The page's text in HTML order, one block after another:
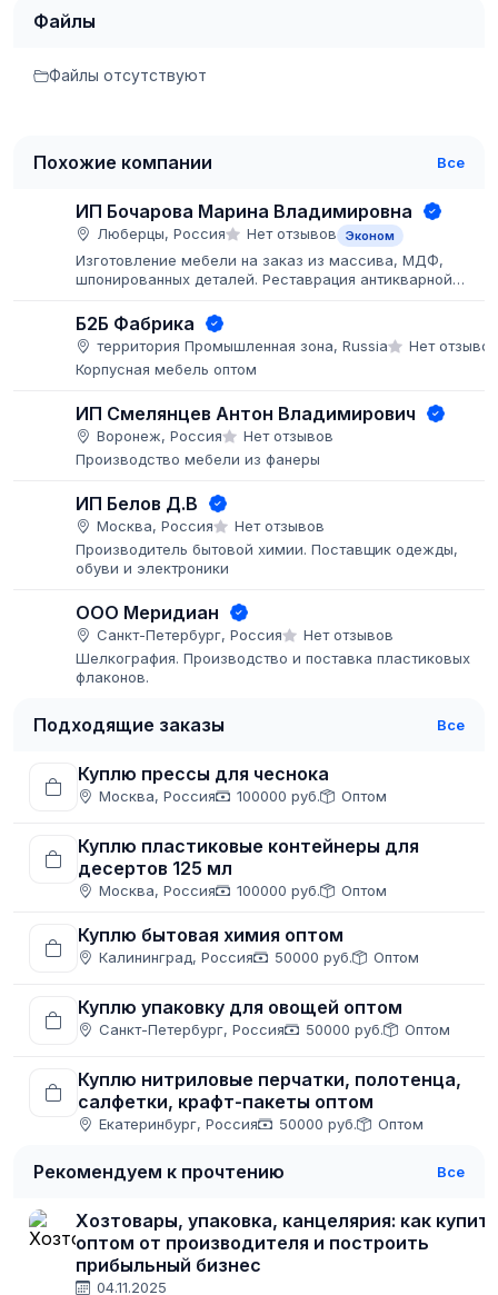
Файлы
Файлы отсутствуют
Похожие компании Все
ИП Бочарова Марина Владимировна
Люберцы, Россия Нет отзывов Эконом
Изготовление мебели на заказ из массива, МДФ,
шпонированных деталей. Реставрация антикварной
объёмы.
Б2Б Фабрика
территория Промышленная зона, Russia
Нет отзывов
Корпусная мебель оптом
ИП Смелянцев Антон Владимирович
Воронеж, Россия
Нет отзывов
Производство мебели из фанеры
ИП Белов Д.В
Москва, Россия
Нет отзывов
Производитель бытовой химии. Поставщик одежды,
обуви и электроники
ООО Меридиан
Санкт-Петербург, Россия
Нет отзывов
Шелкография. Производство и поставка пластиковых
флаконов.
Подходящие заказы Все
Куплю прессы для чеснока
Москва, Россия 100000 руб. Оптом
Куплю пластиковые контейнеры для
десертов 125 мл
Москва, Россия 100000 руб. Оптом
Куплю бытовая химия оптом
Калининград, Россия 50000 руб. Оптом
Куплю упаковку для овощей оптом
Санкт-Петербург, Россия 50000 руб. Оптом
Куплю нитриловые перчатки, полотенца,
салфетки, крафт-пакеты оптом
Екатеринбург, Россия 50000 руб. Оптом
Рекомендуем к прочтению Все
Хозтовары, упаковка, канцелярия: как
оптом от производителя и построить
прибыльный бизнес
04.11.2025